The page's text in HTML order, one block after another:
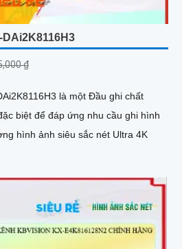
₫
là một Đầu ghi chất
biệt để đáp ứng nhu cầu ghi hình